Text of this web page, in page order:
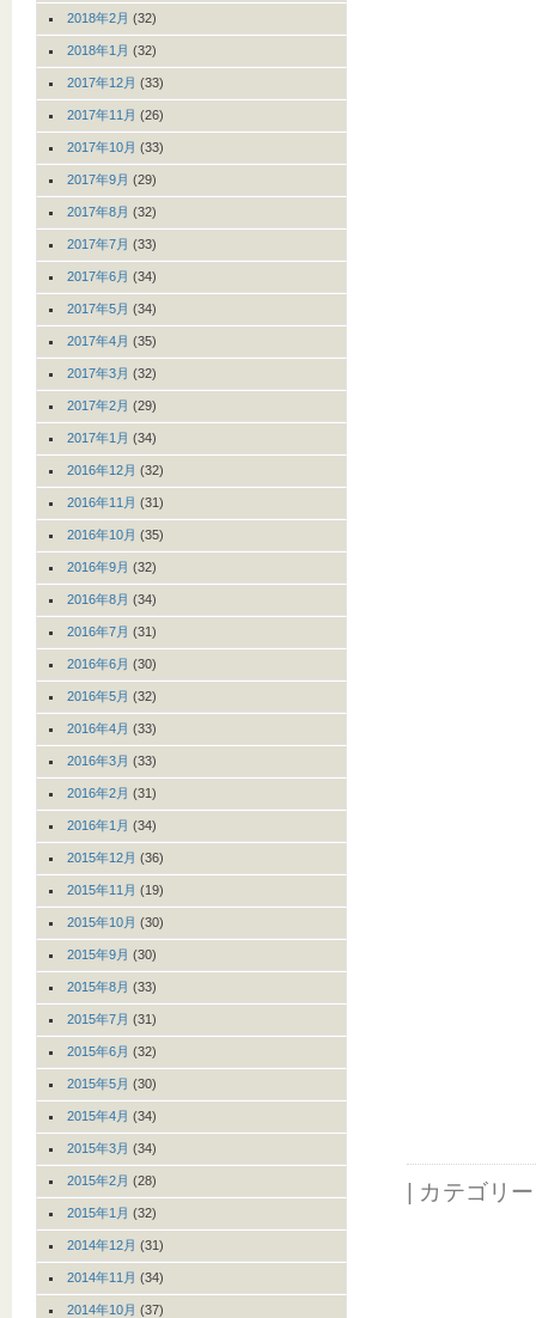
| カテゴリ
2018年2月 (32)
2018年1月 (32)
2017年12月 (33)
2017年11月 (26)
2017年10月 (33)
2017年9月 (29)
2017年8月 (32)
2017年7月 (33)
2017年6月 (34)
2017年5月 (34)
2017年4月 (35)
2017年3月 (32)
2017年2月 (29)
2017年1月 (34)
2016年12月 (32)
2016年11月 (31)
2016年10月 (35)
2016年9月 (32)
2016年8月 (34)
2016年7月 (31)
2016年6月 (30)
2016年5月 (32)
2016年4月 (33)
2016年3月 (33)
2016年2月 (31)
2016年1月 (34)
2015年12月 (36)
2015年11月 (19)
2015年10月 (30)
2015年9月 (30)
2015年8月 (33)
2015年7月 (31)
2015年6月 (32)
2015年5月 (30)
2015年4月 (34)
2015年3月 (34)
2015年2月 (28)
2015年1月 (32)
2014年12月 (31)
2014年11月 (34)
2014年10月 (37)